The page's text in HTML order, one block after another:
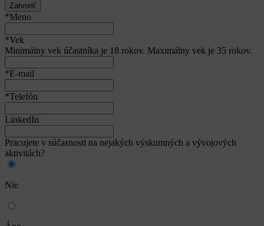
Zatvoriť
*Meno
*Vek
Minimálny vek účastníka je 18 rokov. Maximálny vek je 35 rokov.
*E-mail
*Telefón
LinkedIn
Pracujete v súčasnosti na nejakých výskumných a vývojových
aktivitách?
Nie